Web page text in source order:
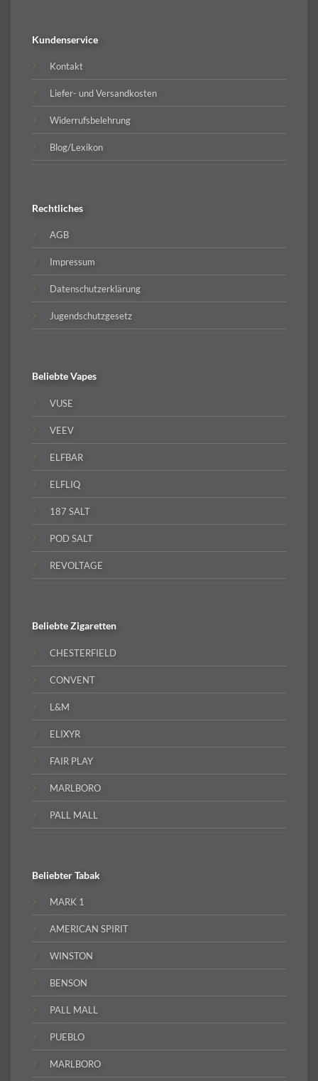
Kundenservice
Kontakt
Liefer- und Versandkosten
Widerrufsbelehrung
Blog/Lexikon
Rechtliches
AGB
Impressum
Datenschutzerklärung
Jugendschutzgesetz
BeliebteVapes
VUSE
VEEV
ELFBAR
ELFLIQ
187 SALT
POD SALT
REVOLTAGE
BeliebteZigaretten
CHESTERFIELD
CONVENT
L&M
ELIXYR
FAIR PLAY
MARLBORO
PALL MALL
BeliebterTabak
MARK 1
AMERICAN SPIRIT
WINSTON
BENSON
PALL MALL
PUEBLO
MARLBORO